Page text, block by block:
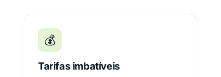
💰
Tarifas imbatíveis